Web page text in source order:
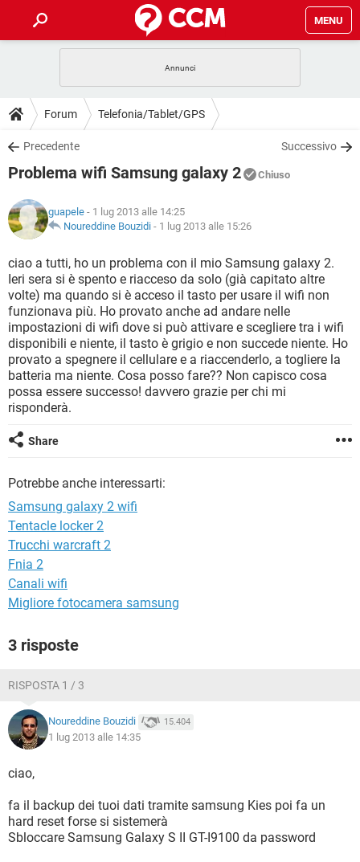
MENU
INTRATTENIMENTO ANDROID
iOS
INSTAGRAM WHATSAPP
TIKTOK
HARDWARE
GUIDE
COVID-19 GAMING
INSTAGRAM
TIKTOK
HARDWARE
DOWNLOAD
COVID-19 GAMING
INTRATTENIMENTO
iOS WINDOWS 10
INSTAGRAM WHATSAPP
TIKTOK FACEBOOK
HARDWARE
COVID-19
INTRATTENIMENTO
iOS WINDOWS 10
INSTAGRAM WHATSAPP
TIKTOK FACEBOOK
HARDWARE
GLOSSARIO
COVID-19 GAMING
INTRATTENIMENTO ANDROID
iOS WINDOWS 10
INSTAGRAM WHATSAPP
TIKTOK FACEBOOK
HARDWARE
Forum Telefonia/Tablet/GPS
Precedente Successivo
Problema wifi Samsung galaxy 2 Chiuso
guapele - 1 lug 2013 alle 14:25
Noureddine Bouzidi - 1 lug 2013 alle 15:26
ciao a tutti, ho un problema con il mio Samsung galaxy 2.
Ieri sera si è spento e riacceso da solo (già capitato altre
volte) ma quando si è acceso il tasto per usare il wifi non
funzionava più. Ho provato anche ad andare nelle
impostazioni di wifi dove si può attivare e scegliere tra i wifi
disponibili e niente, il tasto è grigio e non succede niente. Ho
provato a spegnere il cellulare e a riaccenderlo, a togliere la
batteria ma niente. Cosa posso fare?? Non capisco cosa
possa essere successo! davvero grazie per chi mi
risponderà.
Share
Potrebbe anche interessarti:
Samsung galaxy 2 wifi
Tentacle locker 2
Trucchi warcraft 2
Fnia 2
Canali wifi
Migliore fotocamera samsung
3 risposte
RISPOSTA 1 / 3
Noureddine Bouzidi 15.404
1 lug 2013 alle 14:35
ciao,
fa il backup dei tuoi dati tramite samsung Kies poi fa un
hard reset forse si sistemerà
Sbloccare Samsung Galaxy S II GT-I9100 da password